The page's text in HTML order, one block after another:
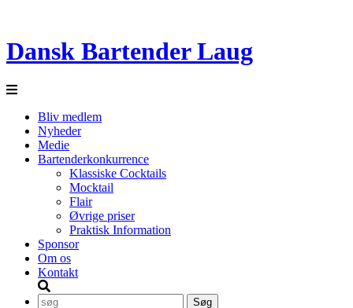
Dansk Bartender Laug
Bliv medlem
Nyheder
Medie
Bartenderkonkurrence
Klassiske Cocktails
Mocktail
Flair
Øvrige priser
Praktisk Information
Sponsor
Om os
Kontakt